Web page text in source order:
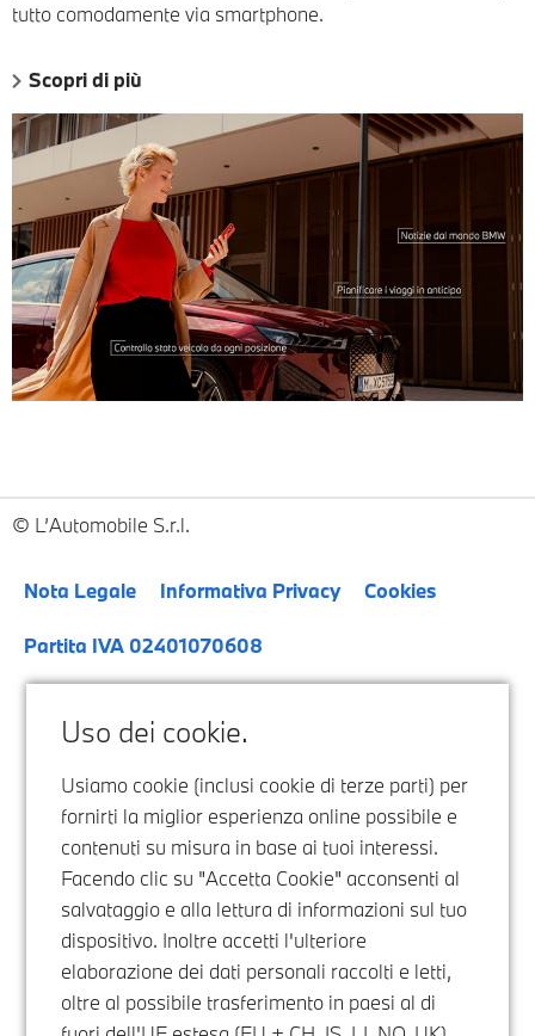
Uso dei cookie.
Usiamo cookie (inclusi cookie di terze parti) per
fornirti la miglior esperienza online possibile e
contenuti su misura in base ai tuoi interessi.
Facendo clic su "Accetta Cookie" acconsenti al
salvataggio e alla lettura di informazioni sul tuo
dispositivo. Inoltre accetti l'ulteriore
elaborazione dei dati personali raccolti e letti,
oltre al possibile trasferimento in paesi al di
tutto comodamente via smartphone.
Scopri di più
L’Automobile S.r.l.
Nota Legale Informativa Privacy Cookies
Partita IVA 02401070608